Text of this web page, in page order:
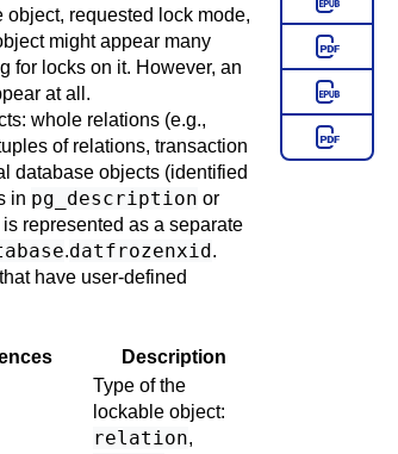
requested lock mode,
might appear many
for locks on it. However, an
at all.
whole relations (e.g.,
of relations, transaction
database objects (identified
in pg_description or
represented as a separate
.datfrozenxid.
have user-defined
Description
Type of the
lockable object:
relation,